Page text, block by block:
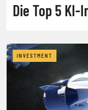
Die Top 5
INVESTMENT